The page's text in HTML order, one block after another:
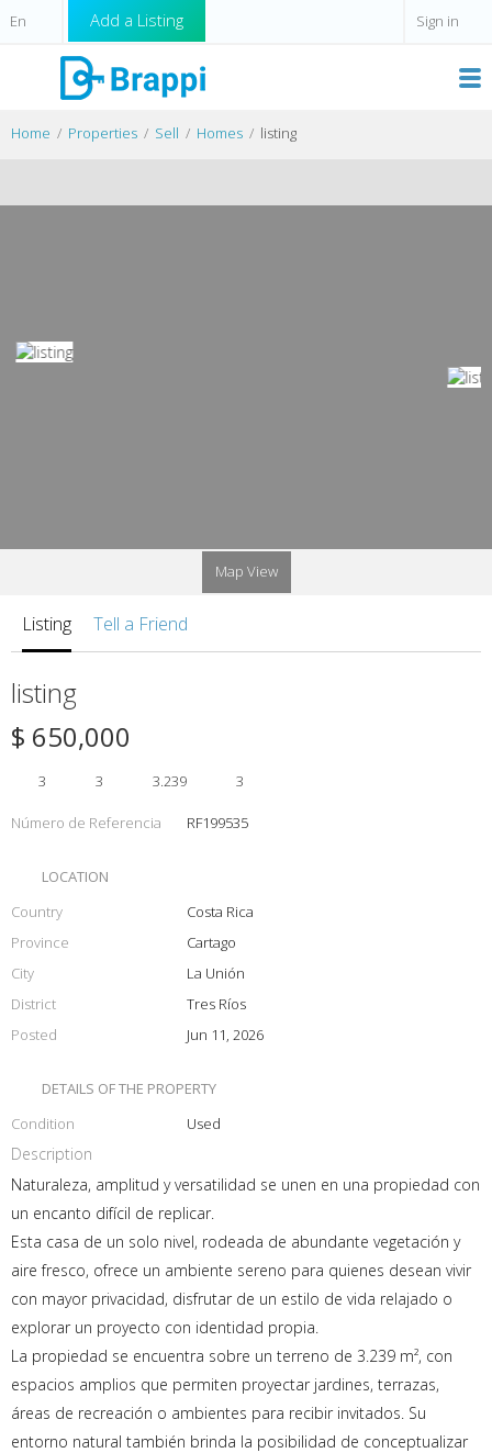
Add a Listing Sign in
Home Properties Sell Homes listing
Map View
Listing Tell a Friend
listing
$ 650,000
3 3 3.239 3
Número de Referencia RF199535
LOCATION
Country
Costa Rica
Province
Cartago
City
La Unión
District
Tres Ríos
Posted
Jun 11, 2026
DETAILS OF THE PROPERTY
Condition
Used
Description
Naturaleza, amplitud y versatilidad se unen en una propiedad con
un encanto difícil de replicar.
Esta casa de un solo nivel, rodeada de abundante vegetación y
aire fresco, ofrece un ambiente sereno para quienes desean vivir
con mayor privacidad, disfrutar de un estilo de vida relajado o
explorar un proyecto con identidad propia.
La propiedad se encuentra sobre un terreno de 3.239 m², con
espacios amplios que permiten proyectar jardines, terrazas,
áreas de recreación o ambientes para recibir invitados. Su
entorno natural también brinda la posibilidad de conceptualizar